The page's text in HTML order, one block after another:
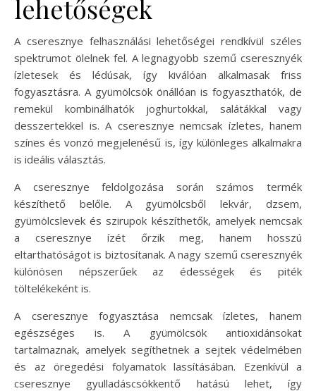
lehetőségek
A cseresznye felhasználási lehetőségei rendkívül széles
spektrumot ölelnek fel. A legnagyobb szemű cseresznyék
ízletesek és lédúsak, így kiválóan alkalmasak friss
fogyasztásra. A gyümölcsök önállóan is fogyaszthatók, de
remekül kombinálhatók joghurtokkal, salátákkal vagy
desszertekkel is. A cseresznye nemcsak ízletes, hanem
színes és vonzó megjelenésű is, így különleges alkalmakra
is ideális választás.
A cseresznye feldolgozása során számos termék
készíthető belőle. A gyümölcsből lekvár, dzsem,
gyümölcslevek és szirupok készíthetők, amelyek nemcsak
a cseresznye ízét őrzik meg, hanem hosszú
eltarthatóságot is biztosítanak. A nagy szemű cseresznyék
különösen népszerűek az édességek és piték
töltelékeként is.
A cseresznye fogyasztása nemcsak ízletes, hanem
egészséges is. A gyümölcsök antioxidánsokat
tartalmaznak, amelyek segíthetnek a sejtek védelmében
és az öregedési folyamatok lassításában. Ezenkívül a
cseresznye gyulladáscsökkentő hatású lehet, így